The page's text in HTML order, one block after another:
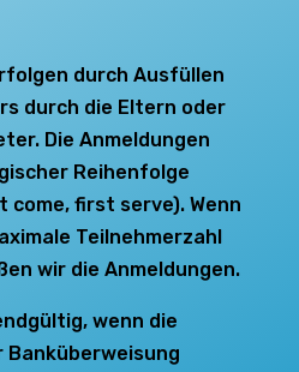
durch Ausfüllen
durch die Eltern oder
Die Anmeldungen
Reihenfolge
first serve). Wenn
Teilnehmerzahl
wir die Anmeldungen.
wenn die
Banküberweisung